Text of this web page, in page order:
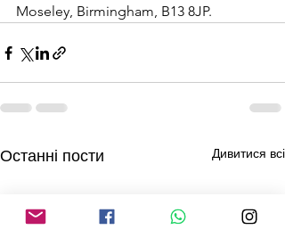
Moseley, Birmingham, B13 8JP.
Останні пости Дивитися всі